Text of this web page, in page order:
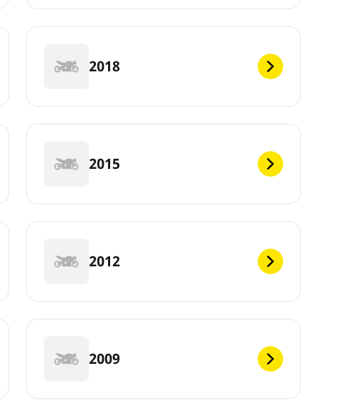
2018
2015
2012
2009